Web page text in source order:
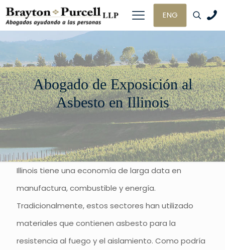
ENG
Abogado de Exposición al
Asbesto en Illinois
Illinois tiene una economía de larga data en
manufactura, combustible y energía.
Tradicionalmente, estos sectores han utilizado
materiales que contienen asbesto para la
resistencia al fuego y el aislamiento. Como podría